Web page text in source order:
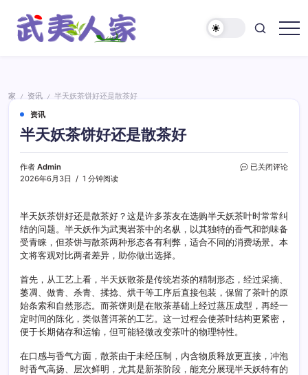
家
家 / 资讯 /
半天妖茶饼好还是散茶好
资讯
半天妖茶饼好还是散茶好
作者 Admin
2026年6月3日
1 分钟阅读
半
饼
好
还
是
好
已关闭评论
半天妖茶饼好还是散茶好？这是许多茶友在选购半天妖茶叶时常常纠
结的问题。半天妖作为武夷岩茶中的名枞，以其独特的香气和韵味备
受青睐，但茶饼与散茶两种形态各有利弊，适合不同的消费场景。本
文将客观对比两者差异，助你做出选择。
首先，从工艺上看，半天妖散茶是传统岩茶的精制形态，经过采摘、
萎凋、做青、杀青、揉捻、烘干等工序后直接包装，保留了茶叶的原
始条索和自然形态。而茶饼则是在散茶基础上经过蒸压成型，再经一
定时间的陈化，类似普洱茶的工艺。这一过程会使茶叶结构更紧密，
便于长期储存和运输，但可能轻微改变茶叶的物理特性。
在口感与香气方面，散茶由于未经压制，内含物质释放更直接，冲泡
时香气高扬、层次鲜明，尤其是新茶阶段，能充分展现半天妖特有的